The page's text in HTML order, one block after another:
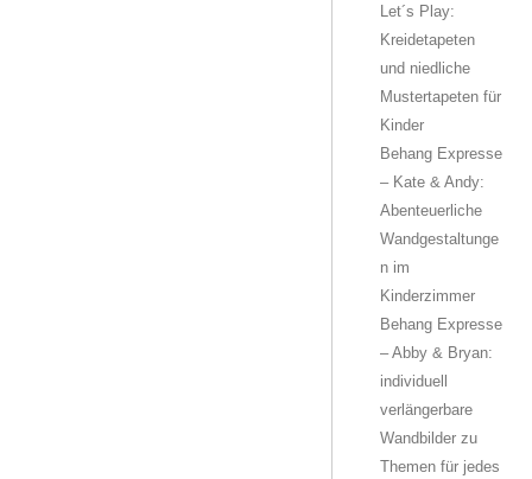
Let´s Play:
Kreidetapeten
und niedliche
Mustertapeten für
Kinder
Behang Expresse
– Kate & Andy:
Abenteuerliche
Wandgestaltunge
n im
Kinderzimmer
Behang Expresse
– Abby & Bryan:
individuell
verlängerbare
Wandbilder zu
Themen für jedes